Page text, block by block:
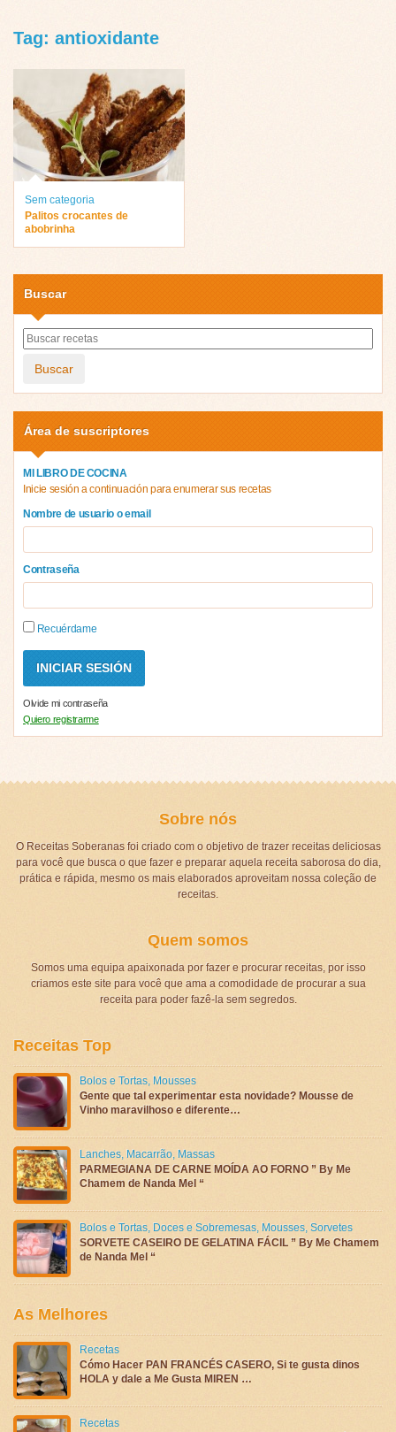
Tag: antioxidante
Sem categoria
Palitos crocantes de
abobrinha
Buscar
Buscar
Área de suscriptores
MI LIBRO DE COCINA
Inicie sesión a continuación para enumerar sus recetas
Nombre de usuario o email
Contraseña
Recuérdame
Olvide mi contraseña
Quiero registrarme
Sobre nós
O Receitas Soberanas foi criado com o objetivo de trazer receitas deliciosas
para você que busca o que fazer e preparar aquela receita saborosa do dia,
prática e rápida, mesmo os mais elaborados aproveitam nossa coleção de
receitas.
Quem somos
Somos uma equipa apaixonada por fazer e procurar receitas, por isso
criamos este site para você que ama a comodidade de procurar a sua
receita para poder fazê-la sem segredos.
Receitas Top
Bolos e Tortas, Mousses
Gente que tal experimentar esta novidade? Mousse de
Vinho maravilhoso e diferente…
Lanches, Macarrão, Massas
PARMEGIANA DE CARNE MOÍDA AO FORNO ” By Me
Chamem de Nanda Mel “
Bolos e Tortas, Doces e Sobremesas, Mousses, Sorvetes
SORVETE CASEIRO DE GELATINA FÁCIL ” By Me Chamem
de Nanda Mel “
As Melhores
Recetas
Cómo Hacer PAN FRANCÉS CASERO, Si te gusta dinos
HOLA y dale a Me Gusta MIREN …
Recetas